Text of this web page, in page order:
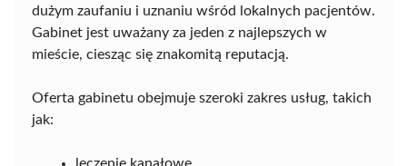
dużym zaufaniu i uznaniu wśród lokalnych pacjentów.
Gabinet jest uważany za jeden z najlepszych w
mieście, ciesząc się znakomitą reputacją.
Oferta gabinetu obejmuje szeroki zakres usług, takich
jak: